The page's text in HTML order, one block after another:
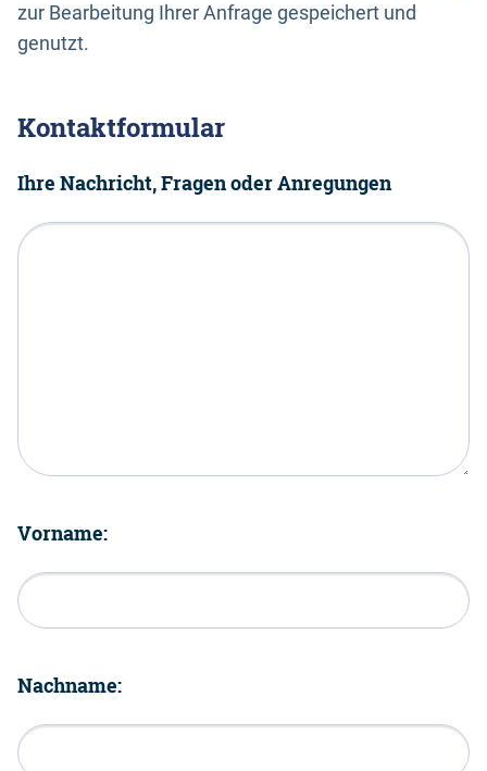
zur Bearbeitung Ihrer Anfrage gespeichert und
genutzt.
Kontaktformular
Ihre Nachricht, Fragen oder Anregungen
Vorname:
Nachname: